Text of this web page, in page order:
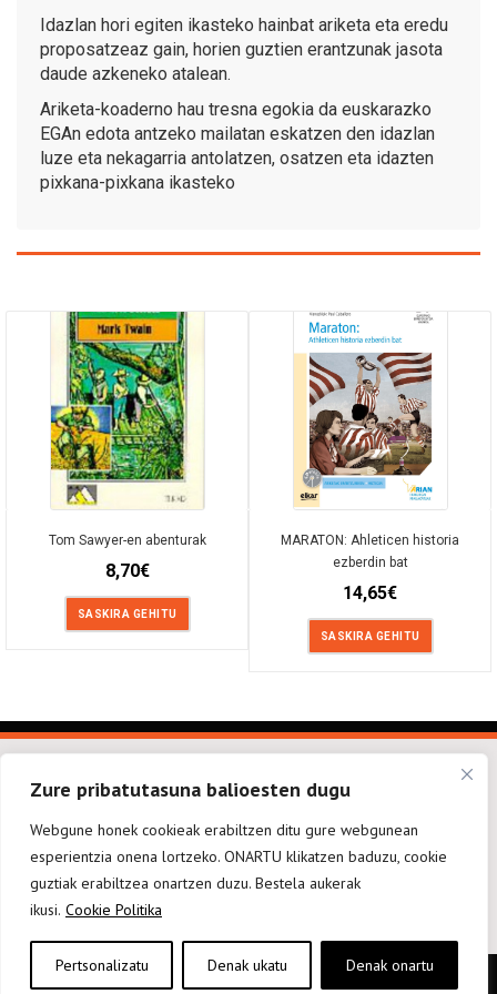
Zure pribatutasuna balioesten dugu
Webgune honek cookieak erabiltzen ditu gure webgunean
esperientzia onena lortzeko. ONARTU klikatzen baduzu, cookie
guztiak erabiltzea onartzen duzu. Bestela aukerak
ikusi. Cookie Politika
Pertsonalizatu Denak ukatu Denak onartu
Idazlan hori egiten ikasteko hainbat ariketa eta eredu
proposatzeaz gain, horien guztien erantzunak jasota
daude azkeneko atalean.
Ariketa-koaderno hau tresna egokia da euskarazko
EGAn edota antzeko mailatan eskatzen den idazlan
luze eta nekagarria antolatzen, osatzen eta idazten
pixkana-pixkana ikasteko
Tom Sawyer-en abenturak
8,70€
SASKIRA GEHITU
MARATON: Ahleticen historia
ezberdin bat
14,65€
SASKIRA GEHITU
elkarargitaletxea@elkar.eus
943 310 267
Haizpea Poligonoa, 1. 20150 Aduna.
Baldintza orokorrak